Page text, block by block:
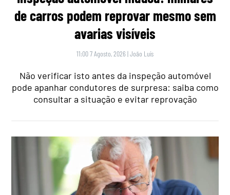
de carros podem reprovar mesmo sem
avarias visíveis
11:00 7 Agosto, 2026 |João Luís
Não verificar isto antes da inspeção automóvel
pode apanhar condutores de surpresa: saiba como
consultar a situação e evitar reprovação